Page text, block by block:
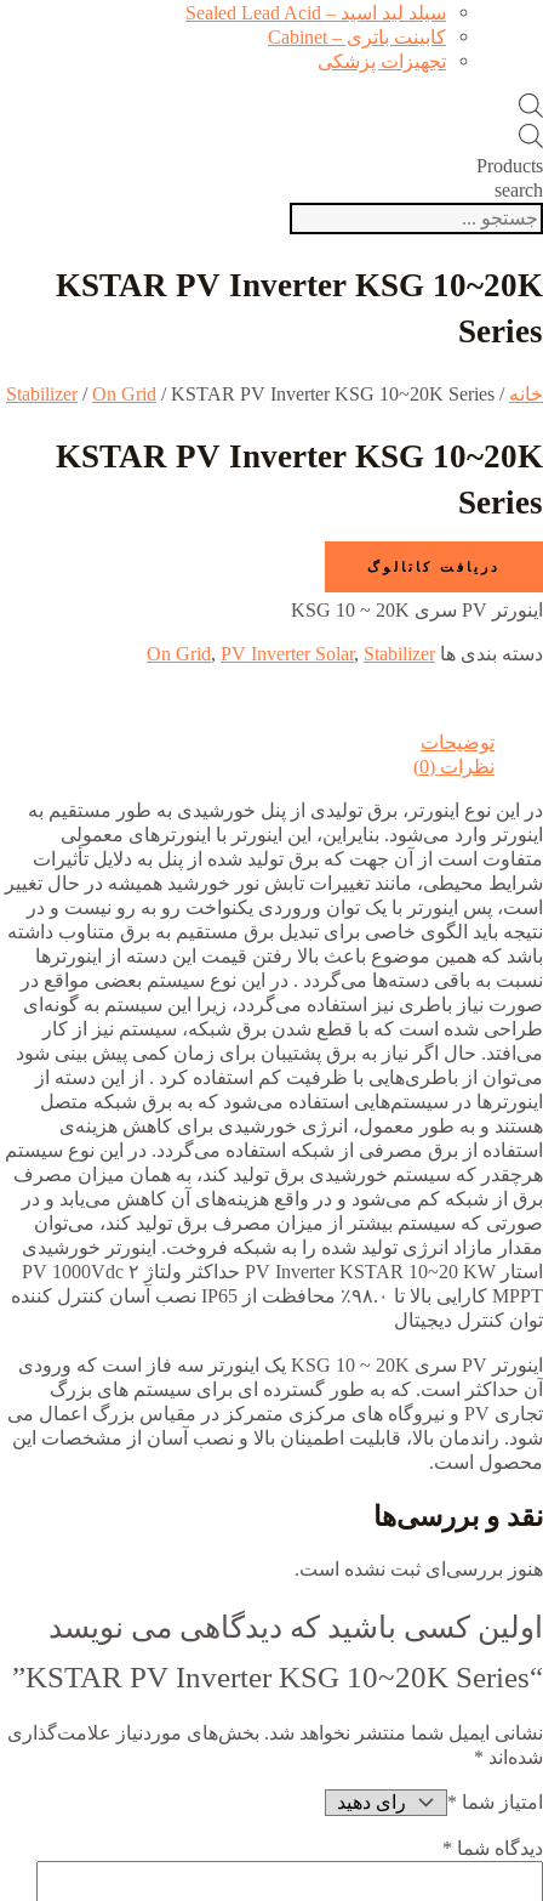
سیلد لید اسید – Sealed Lead Acid
کابینت باتری – Cabinet
تجهیزات پزشکی
Products
search
KSTAR PV Inverter KSG 10~20K
Series
خانه /
Stabilizer/On Grid / KSTAR PV Inverter KSG 10~20K Series
KSTAR PV Inverter KSG 10~20K
Series
دریافت کاتالوگ
اینورتر PV سری KSG 10 ~ 20K
دسته بندی ها
On Grid, PV Inverter Solar, Stabilizer
توضیحات
نظرات (0)
در این نوع اینورتر، برق تولیدی از پنل خورشیدی به طور مستقیم به
اینورتر وارد می‌شود. بنایراین، این اینورتر با اینورترهای معمولی
متفاوت است از آن جهت که برق تولید شده از پنل به دلایل تأثیرات
شرایط محیطی، مانند تغییرات تابش نور خورشید همیشه در حال تغییر
است، پس اینورتر با یک توان وروردی یکنواخت رو به رو نیست و در
نتیجه باید الگوی خاصی برای تبدیل برق مستقیم به برق متناوب داشته
باشد که همین موضوع باعث بالا رفتن قیمت این دسته از اینورترها
نسبت به باقی دسته‌ها می‌گردد . در این نوع سیستم بعضی مواقع در
صورت نیاز باطری نیز استفاده می‌گردد، زیرا این سیستم به گونه‌ای
طراحی شده است که با قطع شدن برق شبکه، سیستم نیز از کار
می‌افتد. حال اگر نیاز به برق پشتیبان برای زمان کمی پیش بینی شود
می‌توان از باطری‌هایی با ظرفیت کم استفاده کرد . از این دسته از
اینورترها در سیستم‌هایی استفاده می‌شود که به برق شبکه متصل
هستند و به طور معمول، انرژی خورشیدی برای کاهش هزینه‌‍‌ی
استفاده از برق مصرفی از شبکه استفاده می‌گردد. در این نوع سیستم
هرچقدر که سیستم خورشیدی برق تولید کند، به همان میزان مصرف
برق از شبکه کم می‌شود و در واقع هزینه‌های آن کاهش می‌یابد و در
صورتی که سیستم بیشتر از میزان مصرف برق تولید کند، می‌توان
مقدار مازاد انرژی تولید شده را به شبکه فروخت. اینورتر خورشیدی
استار PV Inverter KSTAR 10~20 KW حداکثر ولتاژ PV 1000Vdc ۲
MPPT کارایی بالا تا ۹۸.۰٪ محافظت از IP65 نصب آسان کنترل کننده
توان کنترل دیجیتال
اینورتر PV سری KSG 10 ~ 20K یک اینورتر سه فاز است که ورودی
آن حداکثر است. که به طور گسترده ای برای سیستم های بزرگ
تجاری PV و نیروگاه های مرکزی متمرکز در مقیاس بزرگ اعمال می
شود. راندمان بالا، قابلیت اطمینان بالا و نصب آسان از مشخصات این
محصول است.
نقد و بررسی‌ها
هنوز بررسی‌ای ثبت نشده است.
اولین کسی باشید که دیدگاهی می نویسد
“KSTAR PV Inverter KSG 10~20K Series”
نشانی ایمیل شما منتشر نخواهد شد. بخش‌های موردنیاز علامت‌گذاری
شده‌اند *
امتیاز شما *
دیدگاه شما *